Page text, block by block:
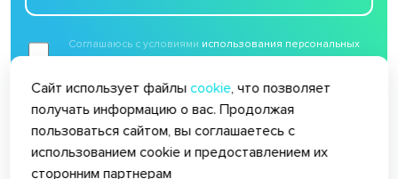
Соглашаюсь с условиями использования персональных
данных
Отправить
Сайт использует файлыcookie, что позволяет
получать информацию о вас. Продолжая
пользоваться сайтом, вы соглашаетесь с
использованием cookie и предоставлением их
сторонним партнерам